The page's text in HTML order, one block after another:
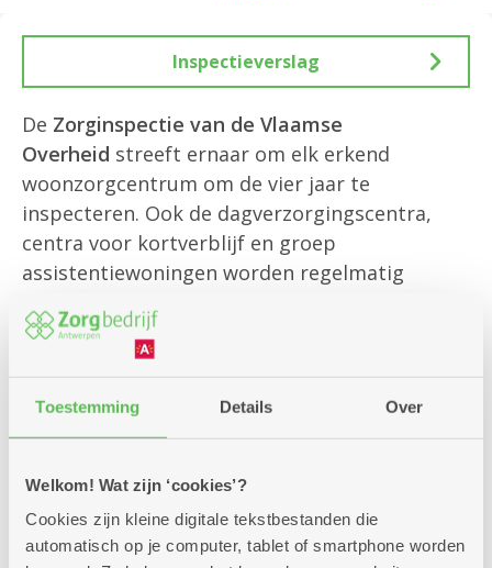
Toestemming Details Over
Welkom! Wat zijn ‘cookies’?
Cookies zijn kleine digitale tekstbestanden die
automatisch op je computer, tablet of smartphone worden
Inspectieverslag
De Zorginspectie van de Vlaamse
Overheid streeft ernaar om elk erkend
woonzorgcentrum om de vier jaar te
inspecteren. Ook de dagverzorgingscentra,
centra voor kortverblijf en groep
assistentiewoningen worden regelmatig
onverwacht. Er zijn verschillende soorten
inspecties: algemene, thematische, bij de
Sinds 1 maart 2022 publiceert het
Departement Zorg van de Vlaamse Overheid
dieinspectieverslagenop haar website. Wij